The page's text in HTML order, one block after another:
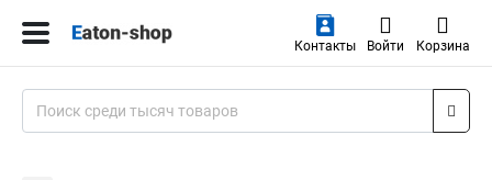
Контакты Войти Корзина